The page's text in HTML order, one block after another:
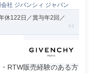
社 ジバンシィ ジャパン
休122日／賞与年2回／
RTW販売経験のある方